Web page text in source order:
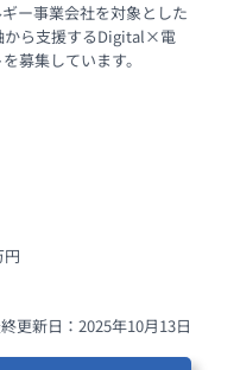
ー事業会社を対象とした
から支援するDigital×電
募集しています。
円
更新日：2025年10月13日